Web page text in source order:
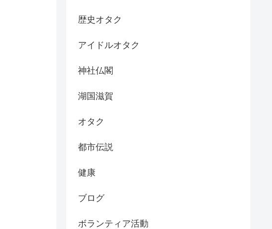
歴史オタク
アイドルオタク
神社仏閣
湖国滋賀
オタク
都市伝説
健康
ブログ
ボランティア活動